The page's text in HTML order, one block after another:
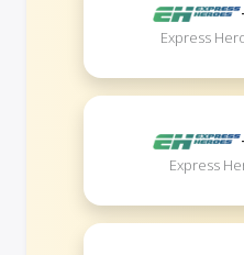
Express
Express